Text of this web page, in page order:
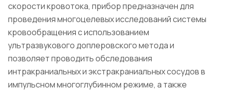
скорости кровотока, прибор предназначен для
проведения многоцелевых исследований системы
кровообращения с использованием
ультразвукового доплеровского метода и
позволяет проводить обследования
интракраниальных и экстракраниальных сосудов в
импульсном многоглубинном режиме, а также